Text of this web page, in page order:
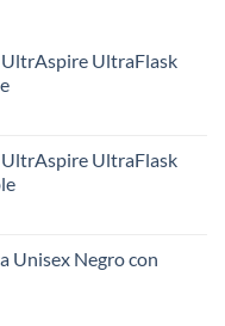
UltraFlask
UltraFlask
Unisex Negro con